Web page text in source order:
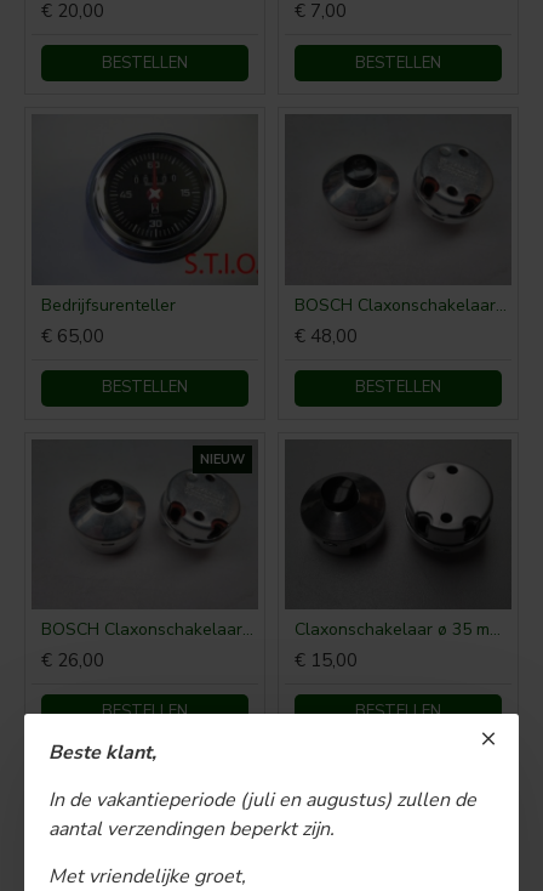
Beste klant,
In de vakantieperiode (juli en augustus) zullen de
aantal verzendingen beperkt zijn.
Met vriendelijke groet,
€ 20,00
BESTELLEN
€ 7,00
BESTELLEN
Bedrijfsurenteller
€ 65,00
BESTELLEN
BOSCH Claxonschakelaar opbouw ⌀ 35 mm 0343013001
€ 48,00
BESTELLEN
NIEUW
BOSCH Claxonschakelaar opbouw ⌀26 mm 0343007001
€ 26,00
BESTELLEN
Claxonschakelaar ø 35 mm opbouw drukschakelaar
€ 15,00
BESTELLEN
NIET OP VOORRAAD